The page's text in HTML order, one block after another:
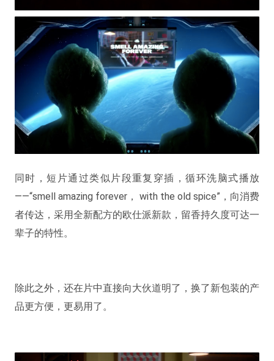
同时，短片通过类似片段重复穿插，循环洗脑式播放
——“smell amazing forever， with the old spice”，向消费
者传达，采用全新配方的欧仕派新款，留香持久度可达一
辈子的特性。
除此之外，还在片中直接向大伙道明了，换了新包装的产
品更方便，更易用了。